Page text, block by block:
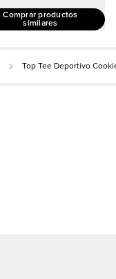
Comprar productos
similares
Top Tee Deportivo